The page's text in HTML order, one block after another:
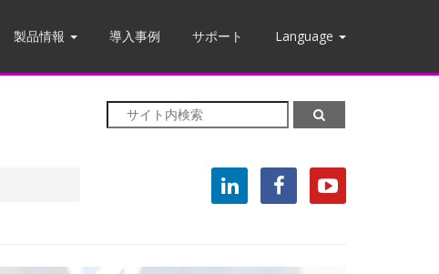
製品情報 導入事例 サポート Language